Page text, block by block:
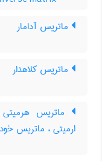
ماتریس آدامار
ماتریس کلاهدار
ماتریس
ارمیتی ، ماتریس